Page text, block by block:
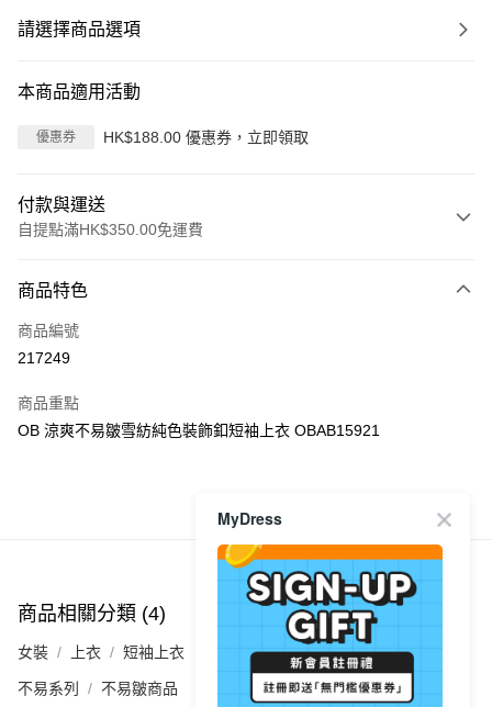
請選擇商品選項
本商品適用活動
優惠券 HK$188.00 優惠券，立即領取
付款與運送
自提點滿HK$350.00免運費
信用卡
Apple Pay
PayMe
每筆HK$40.00，滿HK$350.00或以上免運費
付款後順豐站及營業點
每筆HK$40.00，滿HK$350.00或以上免運費
付款後順豐合作便利店
商品特色
商品編號
217249
商品重點
OB 涼爽不易皺雪紡純色裝飾釦短袖上衣 OBAB15921
商品推薦
商品相關分類 (4)
女裝 上衣 短袖上衣
不易系列 不易皺商品
MyDress